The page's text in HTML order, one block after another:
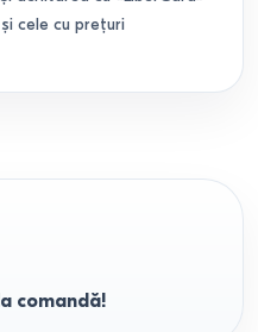
cele cu prețuri
comandă!